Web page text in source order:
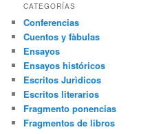
CATEGORÍAS
Conferencias
Cuentos y fàbulas
Ensayos
Ensayos históricos
Escritos Jurìdicos
Escritos literarios
Fragmento ponencias
Fragmentos de libros